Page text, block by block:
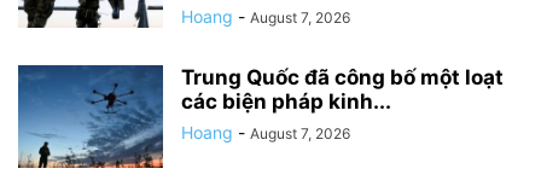
Hoang - August 7, 2026
Trung Quốc đã công bố một loạt
các biện pháp kinh...
Hoang - August 7, 2026